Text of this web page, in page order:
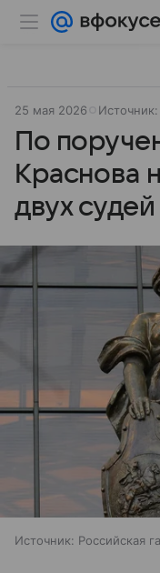
25 мая 2026 Источник:
По
Краснова
двух судей
Источник: Российская